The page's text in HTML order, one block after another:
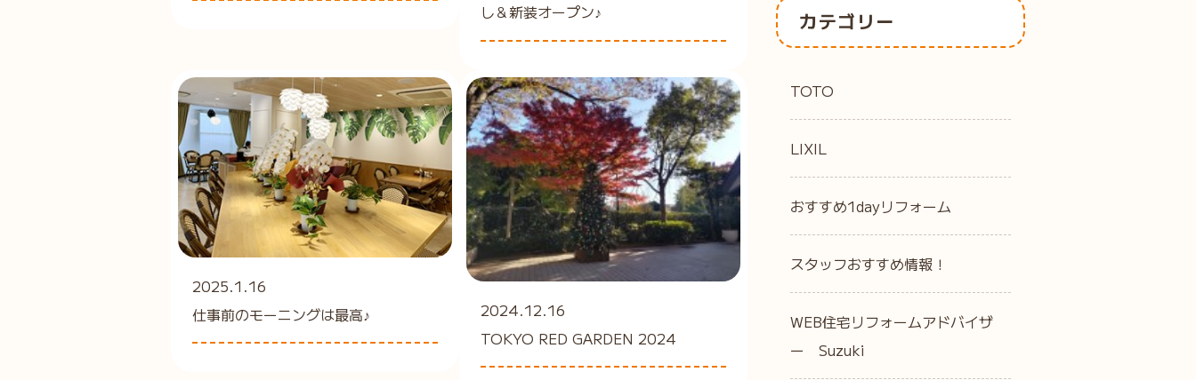
し＆新装オープン♪
2025.1.16
仕事前のモーニングは最高♪
2024.12.16
TOKYO RED GARDEN 2024
カテゴリー
TOTO
LIXIL
おすすめ1dayリフォーム
スタッフおすすめ情報！
WEB住宅リフォームアドバイザ
ー Suzuki